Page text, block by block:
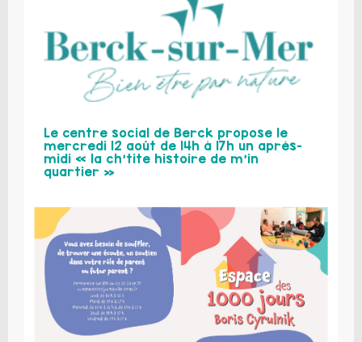
Le centre social de Berck propose le
mercredi 12 août de 14h à 17h un après-
midi « la ch’tite histoire de m’in
quartier »